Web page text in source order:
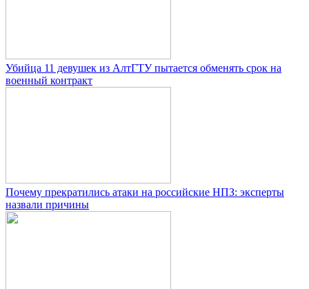
Убийца 11 девушек из АлтГТУ пытается обменять срок на
военный контракт
Почему прекратились атаки на российские НПЗ: эксперты
назвали причины